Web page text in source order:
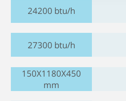
24200 btu/h
27300 btu/h
150X1180X450
mm